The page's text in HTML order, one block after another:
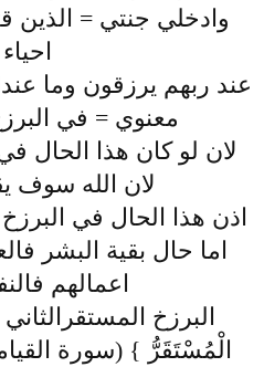
وادخلي جنتي = الذين
احياء
عند ربهم يرزقون وما
معنوي = في
لان لو كان هذا الحال
لان الله سوف
اذن هذا الحال في
اما حال بقية البشر
اعمالهم
البرزخ
الْمُسْتَقَرُّ } (سورة القيامة 12) بعد